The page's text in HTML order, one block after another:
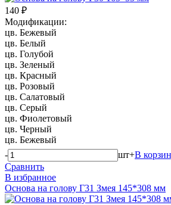
140 ₽
Модификации:
цв. Бежевый
цв. Белый
цв. Голубой
цв. Зеленый
цв. Красный
цв. Розовый
цв. Салатовый
цв. Серый
цв. Фиолетовый
цв. Черный
цв. Бежевый
-
шт+В
Сравнить
В избранное
Основа на голову Г31 Змея 145*308 мм